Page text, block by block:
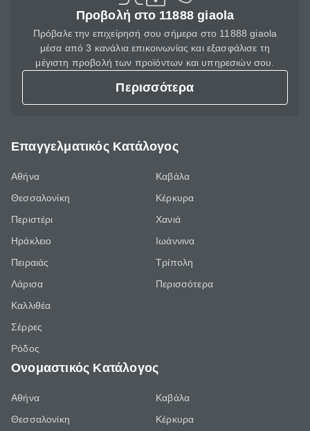
Προβολή στο 11888 giaola
Πρόβαλε την επιχείρησή σου σήμερα στο 11888 giaola
μέσα από 3 κανάλια επικοινωνίας και εξασφάλισε τη
μέγιστη προβολή των προϊόντων και υπηρεσιών σου.
Περισσότερα
Επαγγελματικός Κατάλογος
Αθήνα
Θεσσαλονίκη
Περιστέρι
Ηράκλειο
Πειραιάς
Λάρισα
Καλλιθέα
Σέρρες
Ρόδος
Καβάλα
Κέρκυρα
Χανιά
Ιωάννινα
Τρίπολη
Περισσότερα
Ονομαστικός Κατάλογος
Αθήνα
Θεσσαλονίκη
Καβάλα
Κέρκυρα